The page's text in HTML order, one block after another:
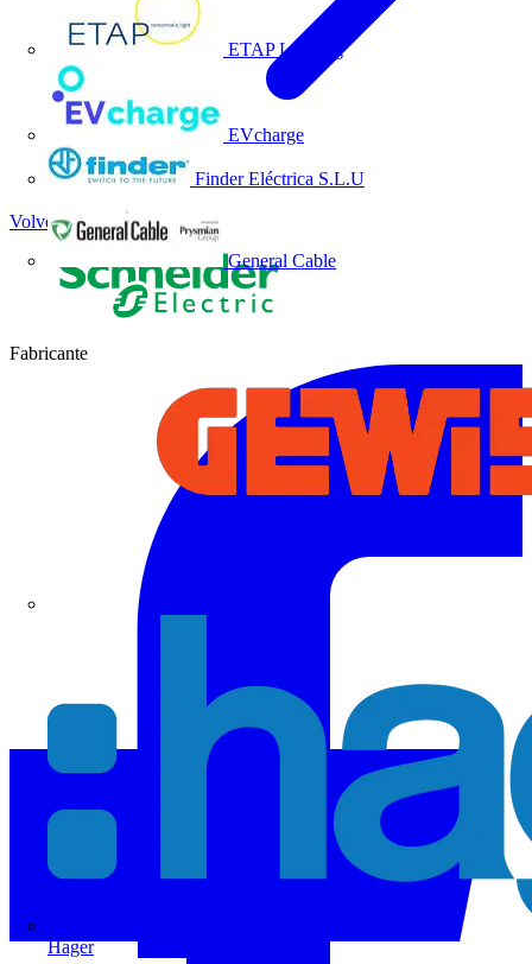
ETAP Lighting
EVcharge
Finder Eléctrica S.L.U
General Cable
Hager
Volver a Socios
Fabricante